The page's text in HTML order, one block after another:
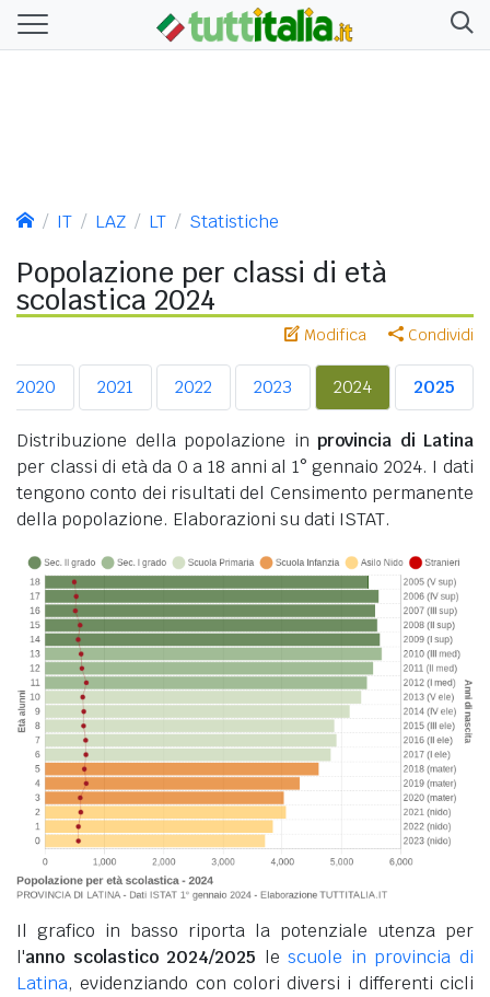
IT LAZ LT Statistiche
Popolazione per classi di età
scolastica 2024
Modifica Condividi
2020 2021 2022 2023 2024 2025
Distribuzione della popolazione in provincia di Latina
per classi di età da 0 a 18 anni al 1° gennaio 2024. I dati
tengono conto dei risultati del Censimento permanente
della popolazione. Elaborazioni su dati ISTAT.
Il grafico in basso riporta la potenziale utenza per
l'anno scolastico 2024/2025 lescuole in provincia di
Latina, evidenziando con colori diversi i differenti cicli